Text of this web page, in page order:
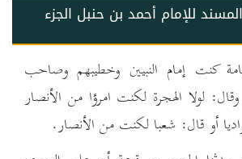
المسند للإمام أحمد بن حنبل الجزء
كنت إمام النبيين وخطيبهم وصاحب
لولا الهجرة لكنت امرؤا من الأنصار
أو قال: شعبا لكنت من الأنصار.